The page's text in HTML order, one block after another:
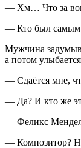
— Хм… Что за
— Кто был самым
Мужчина
а потом
— Сдаётся мне,
— Да? И кто же
— Феликс
— Композитор?